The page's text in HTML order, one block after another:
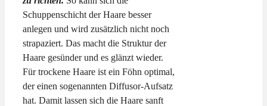
Schuppenschicht der Haare besser
anlegen und wird zusätzlich nicht noch
strapaziert. Das macht die Struktur der
Haare gesünder und es glänzt wieder.
Für trockene Haare ist ein Föhn optimal,
der einen sogenannten Diffusor-Aufsatz
hat. Damit lassen sich die Haare sanft